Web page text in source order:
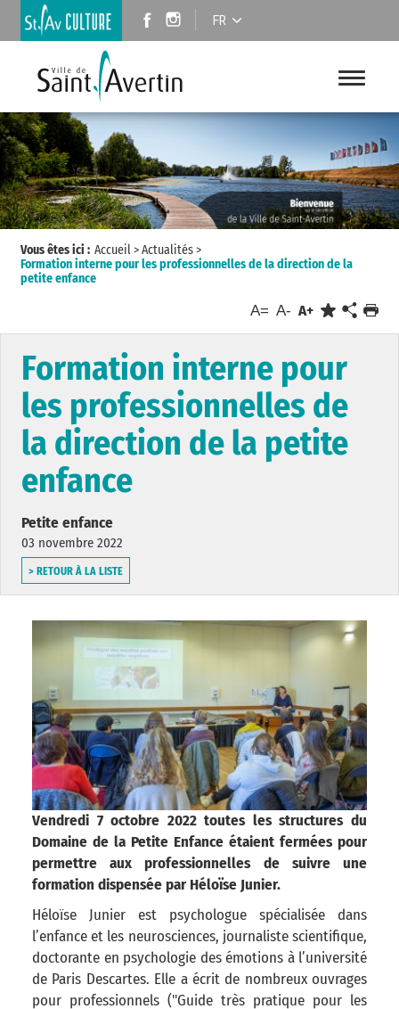
FR
Vous êtes ici : Accueil>Actualités>
Formation interne pour les professionnelles de la direction de la
petite enfance
A= A- A+
Formation interne pour
les professionnelles de
la direction de la petite
enfance
Petite enfance
03 novembre 2022
> RETOUR À LA LISTE
Vendredi 7 octobre 2022 toutes les structures du
Domaine de la Petite Enfance étaient fermées pour
permettre aux professionnelles de suivre une
formation dispensée par Héloïse Junier.
Héloïse Junier est psychologue spécialisée dans
l’enfance et les neurosciences, journaliste scientifique,
doctorante en psychologie des émotions à l’université
de Paris Descartes. Elle a écrit de nombreux ouvrages
pour professionnels ("Guide très pratique pour les